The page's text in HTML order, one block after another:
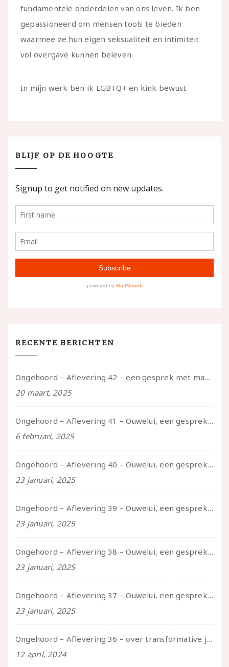
fundamentele onderdelen van ons leven. Ik ben
gepassioneerd om mensen tools te bieden
waarmee ze hun eigen seksualiteit en intimiteit
vol overgave kunnen beleven.
In mijn werk ben ik LGBTQ+ en kink bewust.
BLIJF OP DE HOOGTE
RECENTE BERICHTEN
Ongehoord – Aflevering 42 – een gesprek met marijn over seksueel opbloeien, het ouderschap uitvinden en verschillende leeftijden in je mee dragen
20 maart, 2025
Ongehoord – Aflevering 41 – Ouwelui, een gesprek met Marcelle over polyamorie op latere leeftijd, (mantel)zorg voor je partners en seksueel plezier.
6 februari, 2025
Ongehoord – Aflevering 40 – Ouwelui, een gesprek met Sadie Lune over vormende relaties en de geschiedenis van de queer pornobeweging
23 januari, 2025
Ongehoord – Aflevering 39 – Ouwelui, een gesprek met Pepijn en Ivo over hun regenbooggezin, eigenzinnig ouder worden en Cruise Control
23 januari, 2025
Ongehoord – Aflevering 38 – Ouwelui, een gesprek met vreer over behoefte aan geborgenheid en het behouden van je idealen
23 januari, 2025
Ongehoord – Aflevering 37 – Ouwelui, een gesprek met non over seksualiteit, transitie en ageism
23 januari, 2025
Ongehoord – Aflevering 36 – over transformative justice – in gesprek met Ella en carson
12 april, 2024